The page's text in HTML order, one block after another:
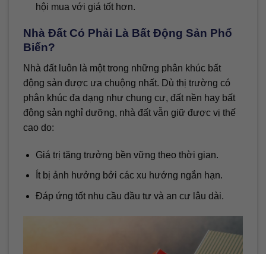
hội mua với giá tốt hơn.
Nhà Đất Có Phải Là Bất Động Sản Phổ
Biến?
Nhà đất luôn là một trong những phân khúc bất
động sản được ưa chuộng nhất. Dù thị trường có
phân khúc đa dạng như chung cư, đất nền hay bất
động sản nghỉ dưỡng, nhà đất vẫn giữ được vị thế
cao do:
Giá trị tăng trưởng bền vững theo thời gian.
Ít bị ảnh hưởng bởi các xu hướng ngắn hạn.
Đáp ứng tốt nhu cầu đầu tư và an cư lâu dài.